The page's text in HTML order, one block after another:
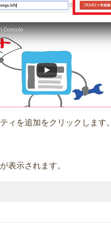
ィを追加をクリックします。
表示されます。